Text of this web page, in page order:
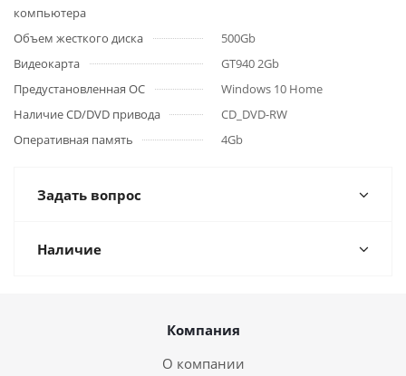
компьютера
Объем жесткого диска
500Gb
Видеокарта
GT940 2Gb
Предустановленная ОС
Windows 10 Home
Наличие CD/DVD привода
CD_DVD-RW
Оперативная память
4Gb
Задать вопрос
Наличие
Компания
О компании